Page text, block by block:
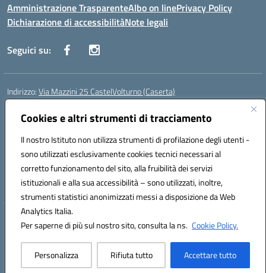
Cookies e altri strumenti di tracciamento
Il nostro Istituto non utilizza strumenti di profilazione degli utenti -
sono utilizzati esclusivamente cookies tecnici necessari al
corretto funzionamento del sito, alla fruibilità dei servizi
istituzionali e alla sua accessibilità – sono utilizzati, inoltre,
strumenti statistici anonimizzati messi a disposizione da Web
Analytics Italia.
Per saperne di più sul nostro sito, consulta la ns. Cookie Policy.
Personalizza Rifiuta tutto Accettare tutto
Amministrazione TrasparenteAlbo on linePrivacy Policy
Dichiarazione di accessibilitàNote legali
Seguici su:
Indirizzo:Via Mazzini 25 CastelVolturno (Caserta)
Centralino:
Posta elettronica certificata (PEC):ceis014005@pec.istruzione.it
Codice fiscale: 93063510619
Codice meccanografico:CEIS014005
Codice Indice delle Pubbliche Amministrazioni (IPA): istsc_ceis014005
Codice unico di fatturazione (CUF): UOU8EW
Hosting & Powered by 3D Solution S.r.l.
Concept & Design by Designers Italia